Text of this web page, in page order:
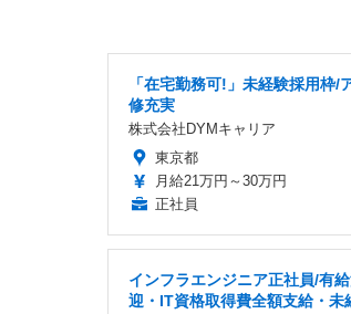
「在宅勤務可!」未経験採用枠/
修充実
株式会社DYMキャリア
東京都
月給21万円～30万円
正社員
インフラエンジニア正社員/有
迎・IT資格取得費全額支給・未